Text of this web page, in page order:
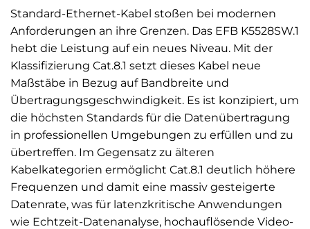
Standard-Ethernet-Kabel stoßen bei modernen
Anforderungen an ihre Grenzen. Das EFB K5528SW.1
hebt die Leistung auf ein neues Niveau. Mit der
Klassifizierung Cat.8.1 setzt dieses Kabel neue
Maßstäbe in Bezug auf Bandbreite und
Übertragungsgeschwindigkeit. Es ist konzipiert, um
die höchsten Standards für die Datenübertragung
in professionellen Umgebungen zu erfüllen und zu
übertreffen. Im Gegensatz zu älteren
Kabelkategorien ermöglicht Cat.8.1 deutlich höhere
Frequenzen und damit eine massiv gesteigerte
Datenrate, was für latenzkritische Anwendungen
wie Echtzeit-Datenanalyse, hochauflösende Video-